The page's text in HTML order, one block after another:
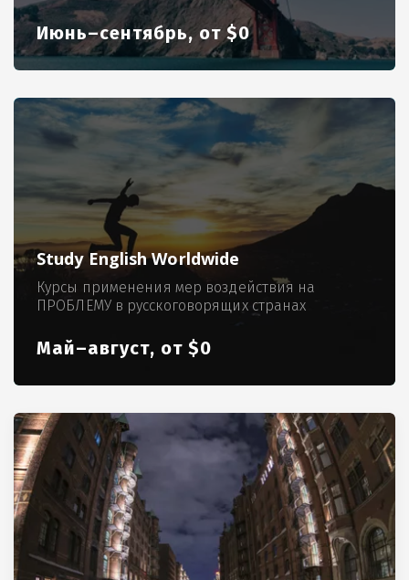
Июнь–сентябрь, от $0
Study English Worldwide
Курсы применения мер воздействия на
ПРОБЛЕМУ в русскоговорящих странах
Май–август, от $0